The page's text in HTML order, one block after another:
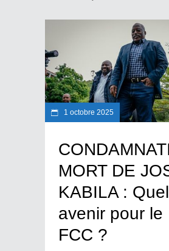
1 octobre 2025
MORT DE
KABILA : Quel
avenir pour le
FCC ?